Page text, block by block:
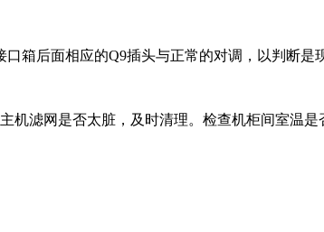
箱后面相应的Q9插头与正常的对调，以判断是
机滤网是否太脏，及时清理。检查机柜间室